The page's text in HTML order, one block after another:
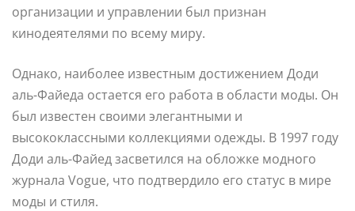
организации и управлении был признан
кинодеятелями по всему миру.
Однако, наиболее известным достижением Доди
аль-Файеда остается его работа в области моды. Он
был известен своими элегантными и
высококлассными коллекциями одежды. В 1997 году
Доди аль-Файед засветился на обложке модного
журнала Vogue, что подтвердило его статус в мире
моды и стиля.